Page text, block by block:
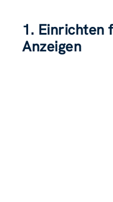
1. Einrichten
Anzeigen